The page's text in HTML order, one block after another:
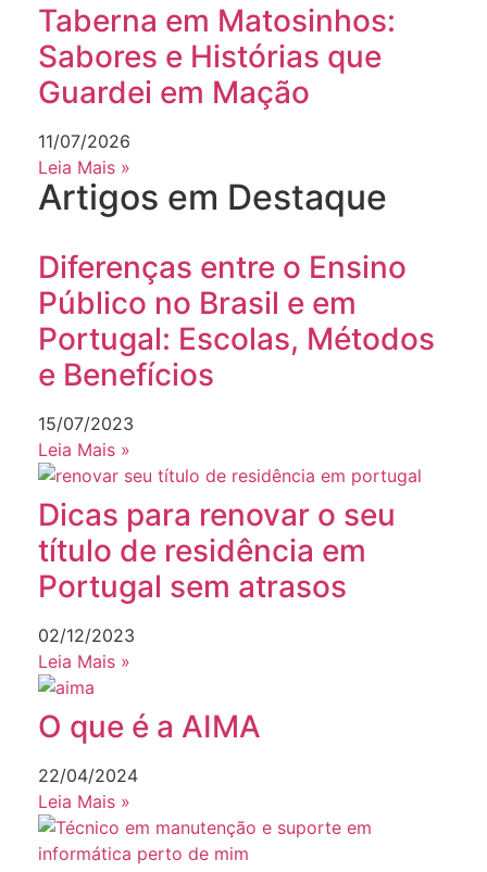
Taberna em Matosinhos:
Sabores e Histórias que
Guardei em Mação
11/07/2026
Leia Mais »
Artigos em Destaque
Diferenças entre o Ensino
Público no Brasil e em
Portugal: Escolas, Métodos
e Benefícios
15/07/2023
Leia Mais »
Dicas para renovar o seu
título de residência em
Portugal sem atrasos
02/12/2023
Leia Mais »
O que é a AIMA
22/04/2024
Leia Mais »